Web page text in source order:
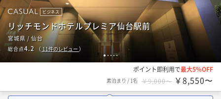
1 2 3 45
ビジネス
リッチモンドホテルプレミア仙台駅前
宮城県 / 仙台
総合点4.2 （ 11件のレビュー ）
ポイント即利用で最大5％OFF
素泊まり / 1名 ￥9,000〜 ￥8,550〜